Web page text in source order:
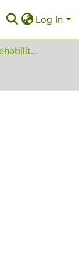
Log In
13 Fakultät für Rehabilitationswissenschaften